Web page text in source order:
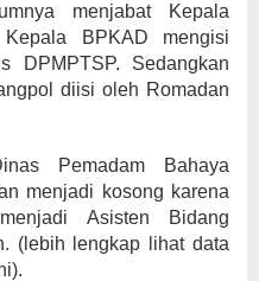
menjabat Kepala
BPKAD mengisi
DPMPTSP. Sedangkan
diisi oleh Romadan
Pemadam Bahaya
menjadi kosong karena
Asisten Bidang
(lebih lengkap lihat data